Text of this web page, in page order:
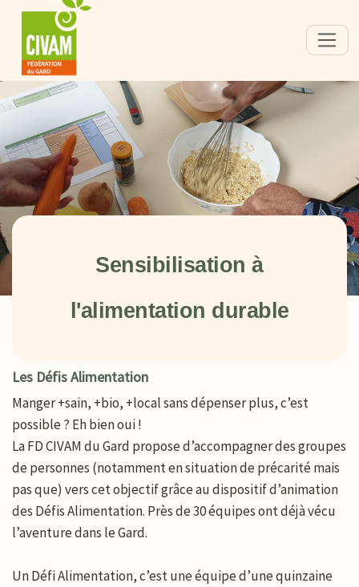
Sensibilisation à
l'alimentation durable
Les Défis Alimentation
Manger +sain, +bio, +local sans dépenser plus, c’est
possible ? Eh bien oui !
La FD CIVAM du Gard propose d’accompagner des groupes
de personnes (notamment en situation de précarité mais
pas que) vers cet objectif grâce au dispositif d’animation
des Défis Alimentation. Près de 30 équipes ont déjà vécu
l’aventure dans le Gard.
Un Défi Alimentation, c’est une équipe d’une quinzaine